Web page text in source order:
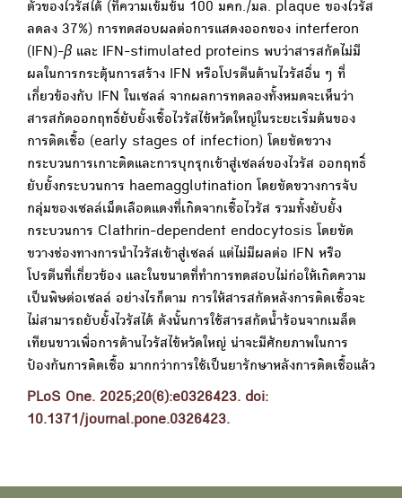
ตัวของไวรัสได้ (ที่ความเข้มข้น 100 มคก./มล. plaque ของไวรัส
ลดลง 37%) การทดสอบผลต่อการแสดงออกของ interferon
(IFN)-β และ IFN-stimulated proteins พบว่าสารสกัดไม่มี
ผลในการกระตุ้นการสร้าง IFN หรือโปรตีนต้านไวรัสอื่น ๆ ที่
เกี่ยวข้องกับ IFN ในเซลล์ จากผลการทดลองทั้งหมดจะเห็นว่า
สารสกัดออกฤทธิ์ยับยั้งเชื้อไวรัสไข้หวัดใหญ่ในระยะเริ่มต้นของ
การติดเชื้อ (early stages of infection) โดยขัดขวาง
กระบวนการเกาะติดและการบุกรุกเข้าสู่เซลล์ของไวรัส ออกฤทธิ์
ยับยั้งกระบวนการ haemagglutination โดยขัดขวางการจับ
กลุ่มของเซลล์เม็ดเลือดแดงที่เกิดจากเชื้อไวรัส รวมทั้งยับยั้ง
กระบวนการ Clathrin-dependent endocytosis โดยขัด
ขวางช่องทางการนำไวรัสเข้าสู่เซลล์ แต่ไม่มีผลต่อ IFN หรือ
โปรตีนที่เกี่ยวข้อง และในขนาดที่ทำการทดสอบไม่ก่อให้เกิดความ
เป็นพิษต่อเซลล์ อย่างไรก็ตาม การให้สารสกัดหลังการติดเชื้อจะ
ไม่สามารถยับยั้งไวรัสได้ ดังนั้นการใช้สารสกัดน้ำร้อนจากเมล็ด
เทียนขาวเพื่อการต้านไวรัสไข้หวัดใหญ่ น่าจะมีศักยภาพในการ
ป้องกันการติดเชื้อ มากกว่าการใช้เป็นยารักษาหลังการติดเชื้อแล้ว
PLoS One. 2025;20(6):e0326423. doi:
10.1371/journal.pone.0326423.